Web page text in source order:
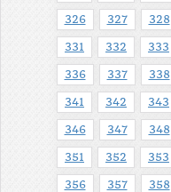
326 327 328
331 332 333
336 337 338
341 342 343
346 347 348
351 352 353
356 357 358